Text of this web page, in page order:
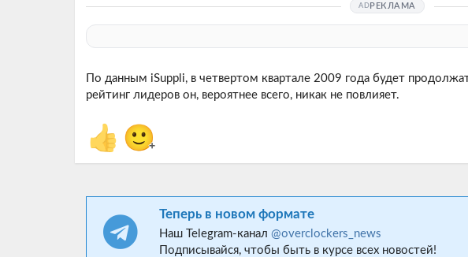
РЕКЛАМА
По данным iSuppli, в четвертом квартале 2009 года будет
рейтинг лидеров он, вероятнее всего, никак не повлияет.
👍 🙂
+
Теперь в новом формате
Наш Telegram-канал @overclockers_news
Подписывайся, чтобы быть в курсе всех новостей!